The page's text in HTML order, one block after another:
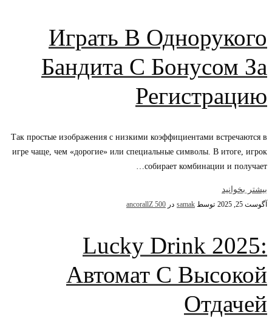
Играть В Однорукого
Бандита С Бонусом За
Регистрацию
Так простые изображения с низкими коэффициентами встречаются в
игре чаще, чем «дорогие» или специальные символы. В итоге, игрок
собирает комбинации и получает…
بیشتر بخوانید
آگوست 25, 2025 توسط samak در ancorallZ 500
Lucky Drink 2025:
Автомат С Высокой
Отдачей